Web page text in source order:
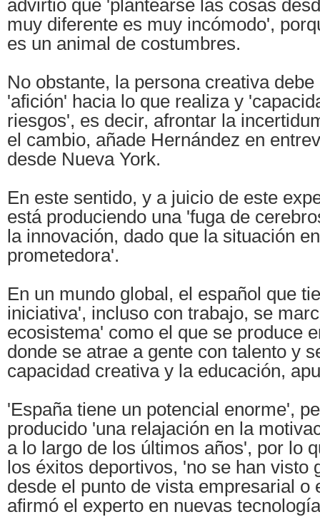
advirtió que 'plantearse las cosas
muy diferente es muy incómodo',
es un animal de costumbres.
No obstante, la persona creativa
'afición' hacia lo que realiza y
riesgos', es decir, afrontar la
el cambio, añade Hernández en
desde Nueva York.
En este sentido, y a juicio de este
está produciendo una 'fuga de
la innovación, dado que la situación
prometedora'.
En un mundo global, el español que
iniciativa', incluso con trabajo, se
ecosistema' como el que se produce
donde se atrae a gente con talento y
capacidad creativa y la educación,
'España tiene un potencial enorme',
producido 'una relajación en la
a lo largo de los últimos años', por lo
los éxitos deportivos, 'no se han visto
desde el punto de vista empresarial o
afirmó el experto en nuevas